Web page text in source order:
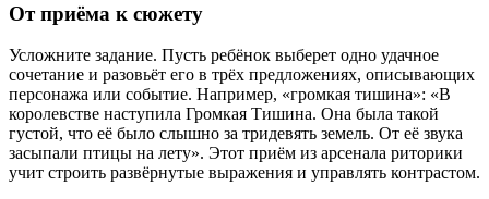
От приёма к сюжету
Усложните задание. Пусть ребёнок выберет одно удачное
сочетание и разовьёт его в трёх предложениях, описывающих
персонажа или событие. Например, «громкая тишина»: «В
королевстве наступила Громкая Тишина. Она была такой
густой, что её было слышно за тридевять земель. От её звука
засыпали птицы на лету». Этот приём из арсенала риторики
учит строить развёрнутые выражения и управлять контрастом.